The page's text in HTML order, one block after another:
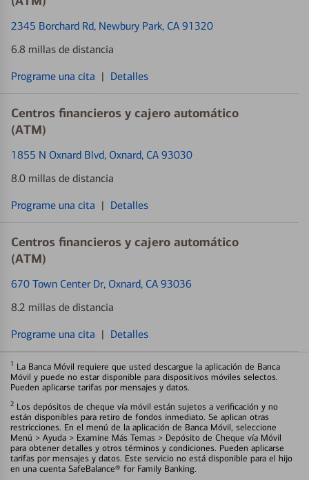
2345 Borchard Rd, Newbury Park, CA 91320
6.8 millas de distancia
Programe una cita | Detalles
Centros financieros y cajero automático
(ATM)
1855 N Oxnard Blvd, Oxnard, CA 93030
8.0 millas de distancia
Programe una cita | Detalles
Centros financieros y cajero automático
(ATM)
670 Town Center Dr, Oxnard, CA 93036
8.2 millas de distancia
Programe una cita | Detalles
1 La Banca Móvil requiere que usted descargue la aplicación de Banca
Móvil y puede no estar disponible para dispositivos móviles selectos.
Pueden aplicarse tarifas por mensajes y datos.
2 Los depósitos de cheque vía móvil están sujetos a verificación y no
están disponibles para retiro de fondos inmediato. Se aplican otras
restricciones. En el menú de la aplicación de Banca Móvil, seleccione
Menú > Ayuda > Examine Más Temas > Depósito de Cheque vía Móvil
para obtener detalles y otros términos y condiciones. Pueden aplicarse
tarifas por mensajes y datos. Este servicio no está disponible para el hijo
en una cuenta SafeBalance® for Family Banking.